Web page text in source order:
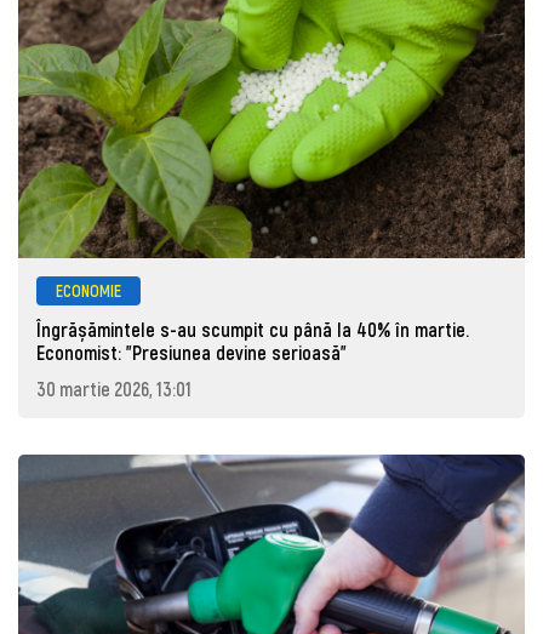
ECONOMIE
Îngrășămintele s-au scumpit cu până la 40% în martie.
Economist: "Presiunea devine serioasă"
30 martie 2026, 13:01